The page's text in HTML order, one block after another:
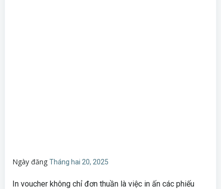
Ngày đăng Tháng hai 20, 2025
In voucher không chỉ đơn thuần là việc in ấn các phiếu